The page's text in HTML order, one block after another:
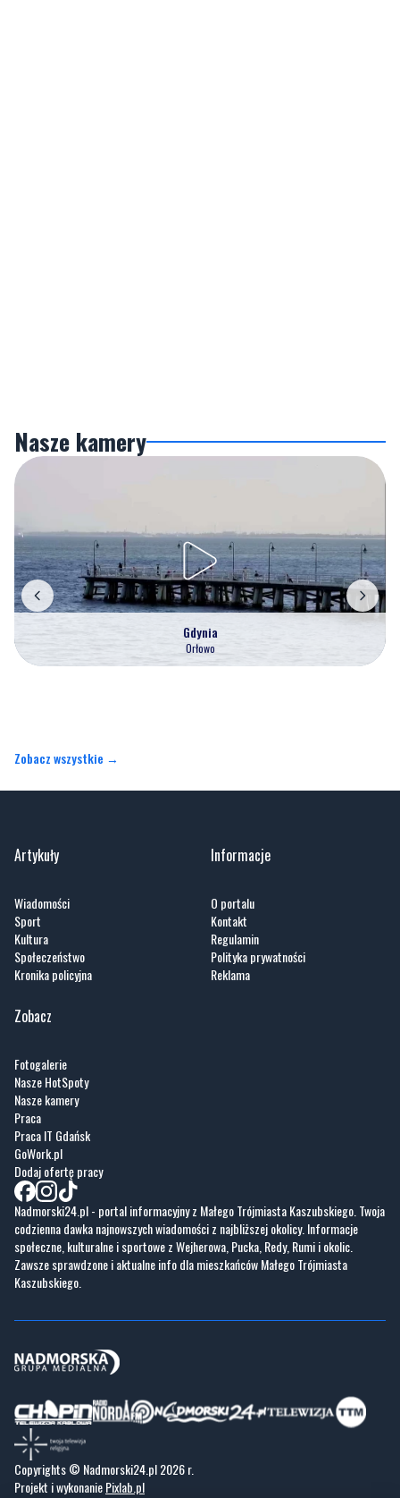
Gdynia
Orłowo
Artykuły
Sport
Kronika policyjna
Informacje
Kontakt
Reklama
Zobacz
Nasze HotSpoty
Praca IT Gdańsk
GoWork.pl
Dodaj ofertę pracy
Nadmorski24.pl - portal informacyjny z Małego Trójmiasta Kaszubskiego. Twoja
codzienna dawka najnowszych wiadomości z najbliższej okolicy. Informacje
społeczne, kulturalne i sportowe z Wejherowa, Pucka, Redy, Rumi i okolic.
Zawsze sprawdzone i aktualne info dla mieszkańców Małego Trójmiasta
Kaszubskiego.
Copyrights © Nadmorski24.pl 2026 r.
Projekt i wykonaniePixlab.pl